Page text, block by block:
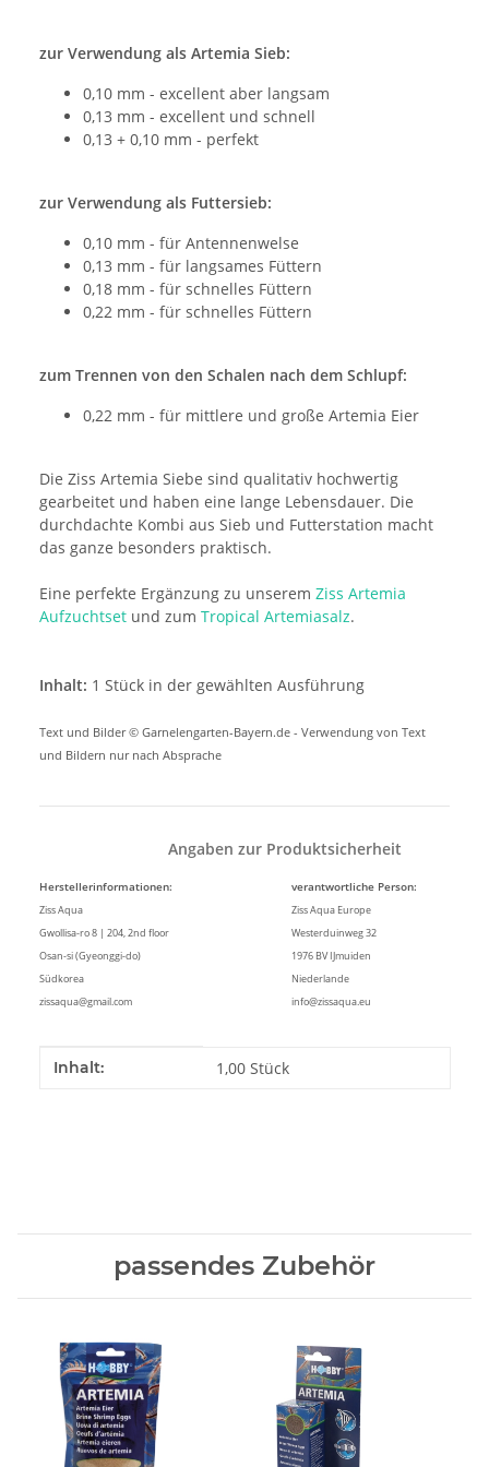
zur Verwendung als Artemia Sieb:
0,10 mm - excellent aber langsam
0,13 mm - excellent und schnell
0,13 + 0,10 mm - perfekt
zur Verwendung als Futtersieb:
0,10 mm - für Antennenwelse
0,13 mm - für langsames Füttern
0,18 mm - für schnelles Füttern
0,22 mm - für schnelles Füttern
zum Trennen von den Schalen nach dem Schlupf:
0,22 mm - für mittlere und große Artemia Eier
Die Ziss Artemia Siebe sind qualitativ hochwertig
gearbeitet und haben eine lange Lebensdauer. Die
durchdachte Kombi aus Sieb und Futterstation macht
das ganze besonders praktisch.
Eine perfekte Ergänzung zu unserem Ziss Artemia
Aufzuchtset und zum Tropical Artemiasalz.
Inhalt: 1 Stück in der gewählten Ausführung
Text und Bilder © Garnelengarten-Bayern.de - Verwendung von Text
und Bildern nur nach Absprache
Angaben zur Produktsicherheit
Herstellerinformationen: verantwortliche Person:
Ziss Aqua
Ziss Aqua Europe
Gwollisa-ro 8 | 204, 2nd floor
Westerduinweg 32
Osan-si (Gyeonggi-do)
1976 BV IJmuiden
Südkorea
Niederlande
zissaqua@gmail.com
info@zissaqua.eu
Produkteigenschaft
Wert
Inhalt: 1,00 Stück
passendes Zubehör